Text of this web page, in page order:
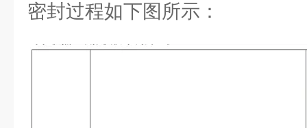
密封过程如下图所示：